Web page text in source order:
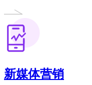
新媒体营销